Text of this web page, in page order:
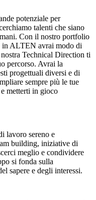
potenziale per
talenti che siano
Con il nostro portfolio
ALTEN avrai modo di
Technical Direction ti
percorso. Avrai la
progettuali diversi e di
sempre più le tue
metterti in gioco
lavoro sereno e
building, iniziative di
meglio e condividere
si fonda sulla
sapere e degli interessi.